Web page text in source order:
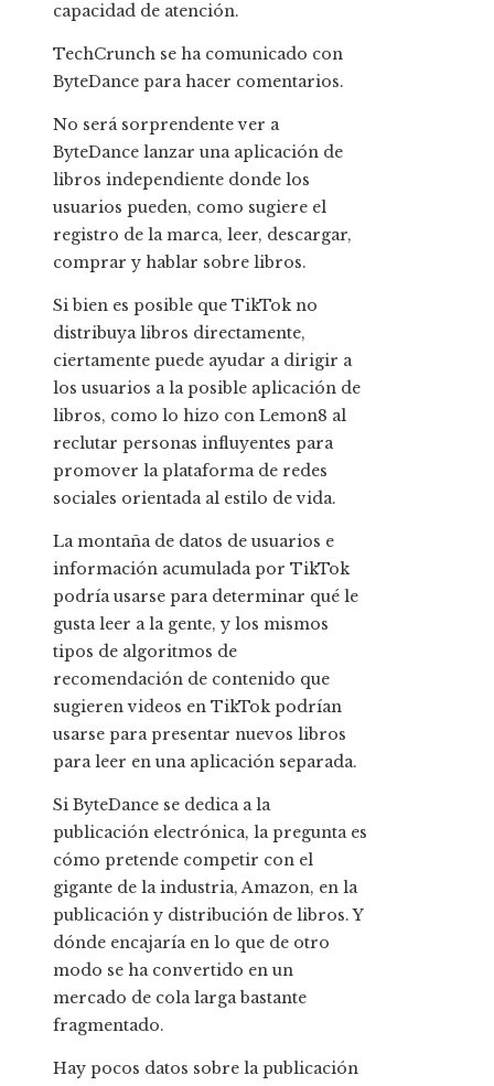
capacidad de atención.
TechCrunch se ha comunicado con
ByteDance para hacer comentarios.
No será sorprendente ver a
ByteDance lanzar una aplicación de
libros independiente donde los
usuarios pueden, como sugiere el
registro de la marca, leer, descargar,
comprar y hablar sobre libros.
Si bien es posible que TikTok no
distribuya libros directamente,
ciertamente puede ayudar a dirigir a
los usuarios a la posible aplicación de
libros, como lo hizo con Lemon8 al
reclutar personas influyentes para
promover la plataforma de redes
sociales orientada al estilo de vida.
La montaña de datos de usuarios e
información acumulada por TikTok
podría usarse para determinar qué le
gusta leer a la gente, y los mismos
tipos de algoritmos de
recomendación de contenido que
sugieren videos en TikTok podrían
usarse para presentar nuevos libros
para leer en una aplicación separada.
Si ByteDance se dedica a la
publicación electrónica, la pregunta es
cómo pretende competir con el
gigante de la industria, Amazon, en la
publicación y distribución de libros. Y
dónde encajaría en lo que de otro
modo se ha convertido en un
mercado de cola larga bastante
fragmentado.
Hay pocos datos sobre la publicación